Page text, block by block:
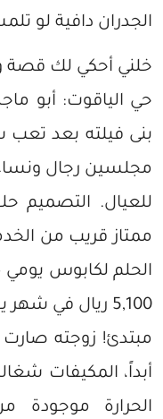
الجدران دافية لو
حي الياقوت: أبو
مجلسين رجال
للعيال. التصميم
ممتاز قريب من
الحلم لكابوس يومي
5,100 ريال في
مبتدئ! زوجته صارت
أبداً، المكيفات
الحرارة موجودة